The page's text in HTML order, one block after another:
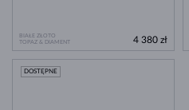
BIAŁE ZŁOTO
TOPAZ & DIAMENT
4 380 zł
DOSTĘPNE